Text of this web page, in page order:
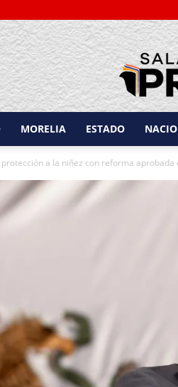
MORELIA ESTADO
a la niñez con reforma aprobada